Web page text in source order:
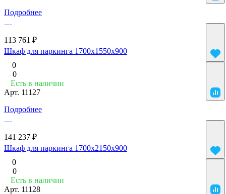
Подробнее
113 761 ₽
Шкаф для паркинга 1700x1550x900
0
0
Есть в наличии
Арт. 11127
Подробнее
141 237 ₽
Шкаф для паркинга 1700x2150x900
0
0
Есть в наличии
Арт. 11128